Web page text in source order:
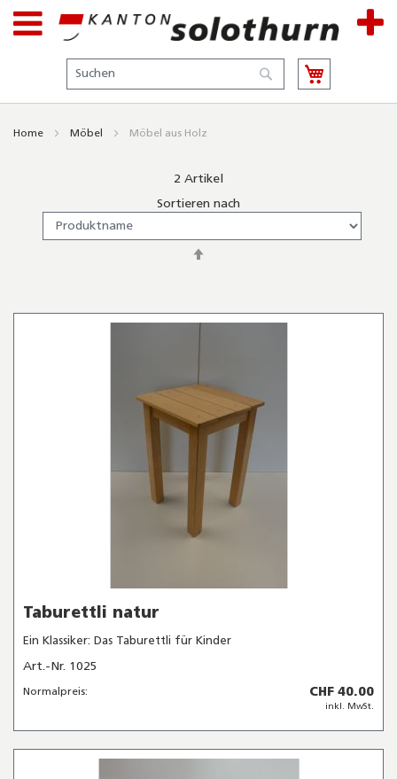
Suche
Suche
Home Möbel Möbel aus Holz
2 Artikel
Sortieren nach
Taburettli natur
Ein Klassiker: Das Taburettli für Kinder
Art.-Nr. 1025
Normalpreis: CHF 40.00
inkl. MwSt.